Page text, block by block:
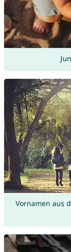
Vornamen aus